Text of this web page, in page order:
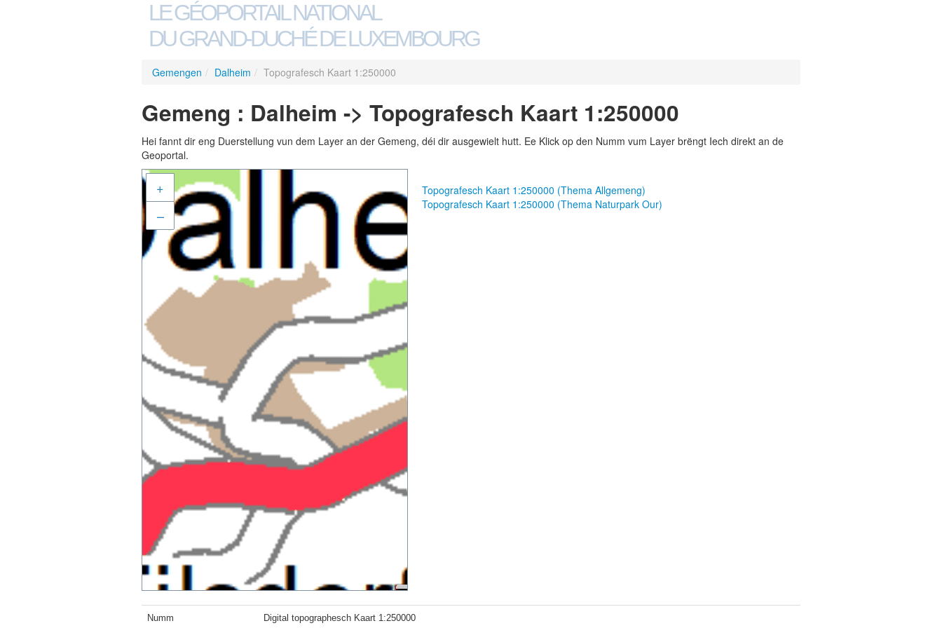
LE GÉOPORTAIL NATIONAL
DU GRAND-DUCHÉ DE LUXEMBOURG
Gemengen / Dalheim / Topografesch Kaart 1:250000
Gemeng : Dalheim -> Topografesch Kaart 1:250000
Hei fannt dir eng Duerstellung vun dem Layer an der Gemeng, déi dir ausgewielt hutt. Ee Klick op den Numm vum Layer brëngt Iech direkt an de
Geoportal.
+
–
Topografesch Kaart 1:250000 (Thema Allgemeng)
Topografesch Kaart 1:250000 (Thema Naturpark Our)
Numm Digital topographesch Kaart 1:250000